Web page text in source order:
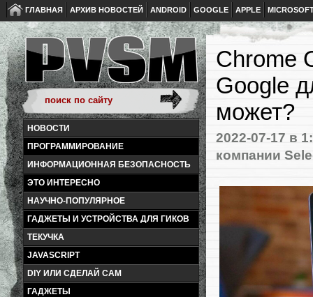
ГЛАВНАЯ АРХИВ НОВОСТЕЙ ANDROID GOOGLE APPLE
НОВОСТИ
ПРОГРАММИРОВАНИЕ
ИНФОРМАЦИОННАЯ БЕЗОПАСНОСТЬ
ЭТО ИНТЕРЕСНО
НАУЧНО-ПОПУЛЯРНОЕ
ГАДЖЕТЫ И УСТРОЙСТВА ДЛЯ ГИКОВ
ТЕКУЧКА
JAVASCRIPT
DIY ИЛИ СДЕЛАЙ САМ
ГАДЖЕТЫ
Chrome
Google
может?
2022-07-17 в
компании